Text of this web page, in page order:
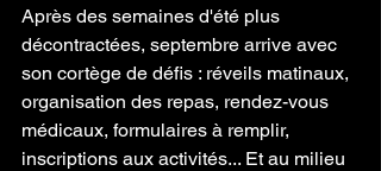
Après des semaines d'été plus
décontractées, septembre arrive avec
son cortège de défis : réveils matinaux,
organisation des repas, rendez-vous
médicaux, formulaires à remplir,
inscriptions aux activités... Et au milieu